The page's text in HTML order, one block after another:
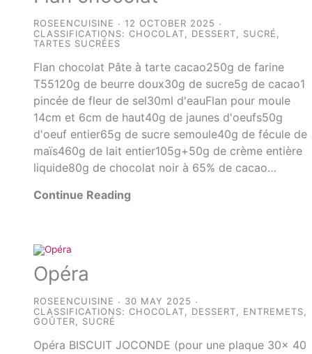
ROSEENCUISINE
12 OCTOBER 2025
CLASSIFICATIONS:CHOCOLAT DESSERT SUCRÉ
TARTES SUCRÉES
Flan chocolat Pâte à tarte cacao250g de farine
T55120g de beurre doux30g de sucre5g de cacao1
pincée de fleur de sel30ml d'eauFlan pour moule
14cm et 6cm de haut40g de jaunes d'oeufs50g
d'oeuf entier65g de sucre semoule40g de fécule de
maïs460g de lait entier105g+50g de crème entière
liquide80g de chocolat noir à 65% de cacao…
Continue Reading
Opéra
ROSEENCUISINE
30 MAY 2025
CLASSIFICATIONS:CHOCOLAT, DESSERT, ENTREMETS,
GOÛTER, SUCRÉ
Opéra BISCUIT JOCONDE (pour une plaque 30x 40